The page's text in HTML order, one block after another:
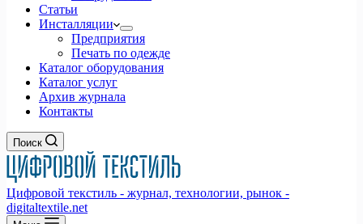
Статьи
Инсталляции
Предприятия
Печать по одежде
Каталог оборудования
Каталог услуг
Архив журнала
Контакты
Поиск
Цифровой текстиль - журнал, технологии, рынок -
digitaltextile.net